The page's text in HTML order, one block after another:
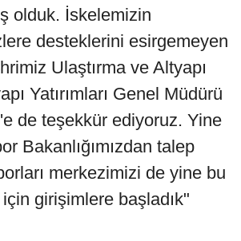
olduk. İskelemizin
desteklerini esirgemeyen
Ulaştırma ve Altyapı
Yatırımları Genel Müdürü
de teşekkür ediyoruz. Yine
Bakanlığımızdan talep
merkezimizi de yine bu
girişimlere başladık"